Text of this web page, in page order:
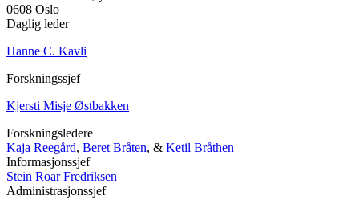
0608 Oslo
Daglig leder
Hanne C. Kavli
Forskningssjef
Kjersti Misje Østbakken
Forskningsledere
Kaja Reegård, Beret Bråten, & Ketil Bråthen
Informasjonssjef
Stein Roar Fredriksen
Administrasjonssjef